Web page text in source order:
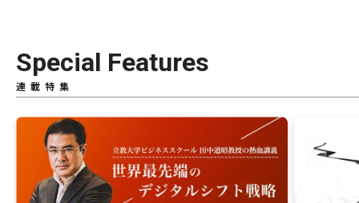
Special Features
連載特集